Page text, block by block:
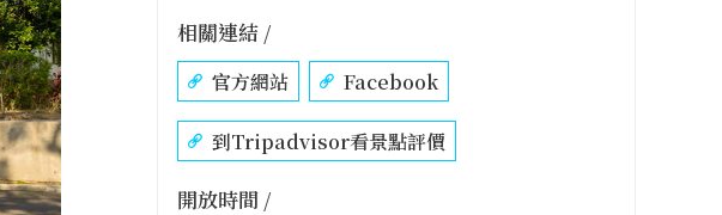
相關連結 /
官方網站 Facebook
到Tripadvisor看景點評價
開放時間 /